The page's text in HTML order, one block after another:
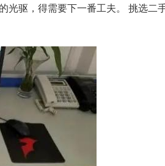
光驱，得需要下一番工夫。 挑选